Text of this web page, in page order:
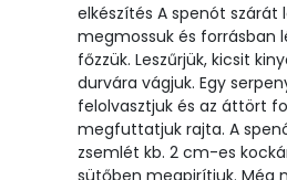
Folsav - B9-vitamin:
Kolin:
Retinol - A vitamin:
elkészítés A spenót szárát
megmossuk és forrásban
főzzük. Leszűrjük, kicsit
durvára vágjuk. Egy
felolvasztjuk és az áttört
megfuttatjuk rajta. A
zsemlét kb. 2 cm-es
sütőben megpirítjuk. Még